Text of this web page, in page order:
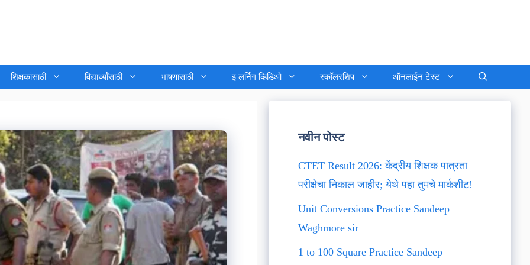
शिक्षकांसाठी विद्यार्थ्यांसाठी भाषणासाठी इ लर्निग व्हिडिओ स्कॉलरशिप ऑनलाईन टेस्ट
नवीन पोस्ट
CTET Result 2026: केंद्रीय शिक्षक पात्रता
परीक्षेचा निकाल जाहीर; येथे पहा तुमचे मार्कशीट!
Unit Conversions Practice Sandeep
Waghmore sir
1 to 100 Square Practice Sandeep